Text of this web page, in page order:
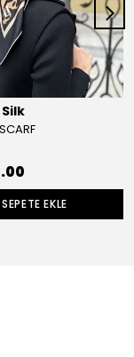
SEPETE EKLE